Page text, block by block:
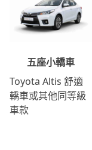
五座小轎車
Toyota Altis 舒適
轎車或其他同等級
車款